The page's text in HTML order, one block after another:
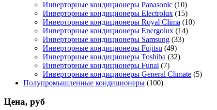
Инверторные кондиционеры Panasonic (10)
Инверторные кондиционеры Electrolux (15)
Инверторные кондиционеры Royal Clima (10)
Инверторные кондиционеры Energolux (14)
Инверторные кондиционеры Samsung (33)
Инверторные кондиционеры Fujitsu (49)
Инверторные кондиционеры Toshiba (32)
Инверторные кондиционеры Funai (7)
Инверторные кондиционеры General Climate (5)
Полупромышленные кондиционеры (100)
Цена, руб